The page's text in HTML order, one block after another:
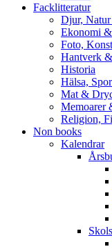
Facklitteratur
Djur,
Ekonomi
Foto,
Hantverk
Historia
Hälsa,
Mat &
Memoarer
Religion,
Non books
Kalendrar